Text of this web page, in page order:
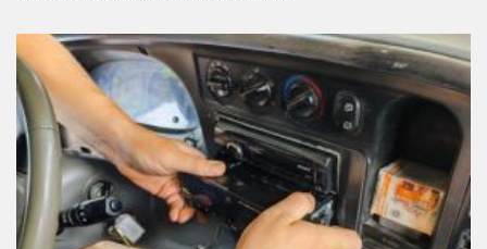
Автосервис,
запчасти, шины
Топливо, масла и
автохимия
Дзен